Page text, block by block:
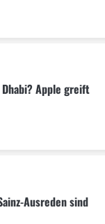
Apple greift
Ausreden sind